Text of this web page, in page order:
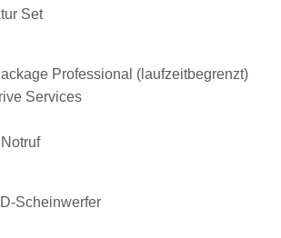
Set
Professional (laufzeitbegrenzt)
Services
Scheinwerfer